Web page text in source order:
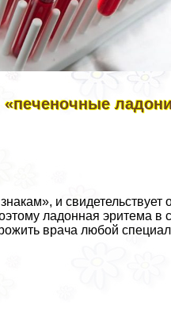
и
ладонная эритема в
врача любой